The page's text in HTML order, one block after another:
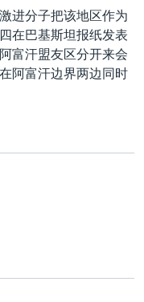
进分子把该地区作为
在巴基斯坦报纸发表
富汗盟友区分开来会
阿富汗边界两边同时